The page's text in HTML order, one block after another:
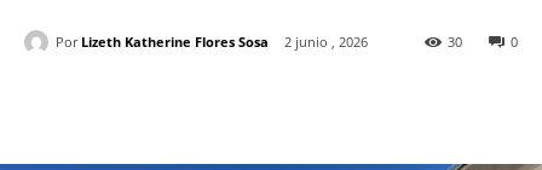
Por Lizeth Katherine Flores Sosa 2 junio , 2026 0
30